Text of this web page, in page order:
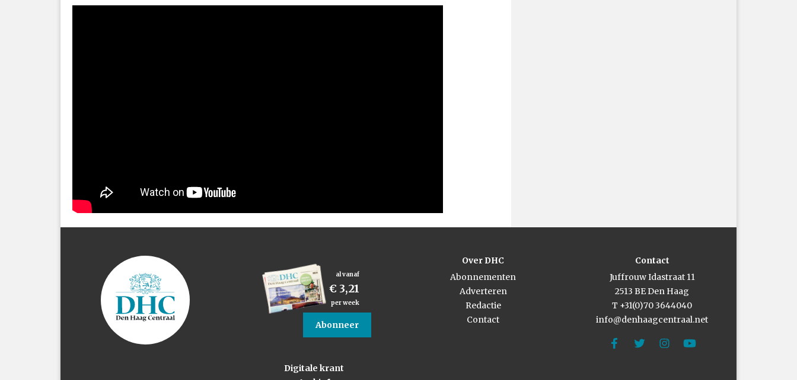
al vanaf
€ 3,21
per week
Abonneer
Digitale krant
Over DHC
Abonnementen
Adverteren
Redactie
Contact
Contact
Juffrouw Idastraat 11
2513 BE Den Haag
T +31(0)70 3644040
info@denhaagcentraal.net